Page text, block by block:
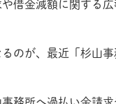
借金減額に関する
のが、最近「杉山
事務所へ過払い金請